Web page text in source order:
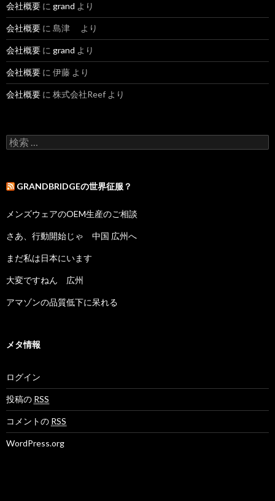
会社概要 に grand より
会社概要 に 島津 より
会社概要 に grand より
会社概要 に 伊藤 より
会社概要 に 株式会社Reef より
検索:
GRANDBRIDGEの世界征服？
メンズウェアのOEM生産のご相談
さあ、行動開始じゃ 中国 広州へ
まだ私は日本にいます
大変ですねん 広州
アマゾンの品質低下に呆れる
メタ情報
ログイン
投稿の RSS
コメントの RSS
WordPress.org